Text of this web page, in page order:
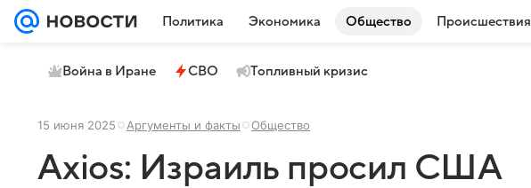
Политика Экономика Общество Происшествия
Война в Иране СВО Топливный кризис
15 июня 2025 Аргументы и факты Общество
Axios: Израиль просил США